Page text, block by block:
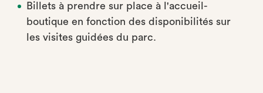
Billets à prendre sur place à l'accueil-
boutique en fonction des disponibilités sur
les visites guidées du parc.